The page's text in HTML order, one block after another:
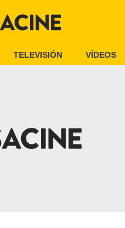
TELEVISIÓN VÍDEOS